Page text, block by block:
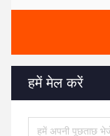
हमें मेल करें